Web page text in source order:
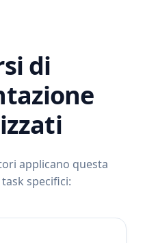
di
applicano questa
specifici: